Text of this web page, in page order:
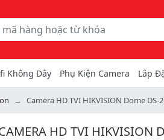
Không Dây Phụ Kiện Camera Lắp
Camera HD TVI HIKVISION Dome DS-
HD TVI HIKVISION